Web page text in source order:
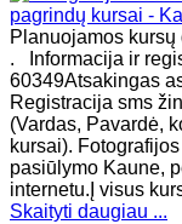
Planuojamos kursų
. Informacija ir
60349Atsakingas
Registracija sms
(Vardas, Pavardė,
kursai).
pasiūlymo Kaune,
internetu.Į visus
Skaityti daugiau ...